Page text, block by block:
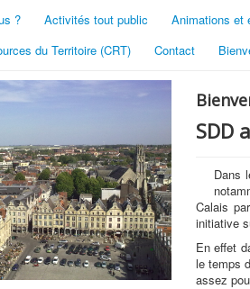
? Activités tout public Animations et
du Territoire (CRT)
Contact
SDD
Dans
Calais
initiative
En effet
le temps
assez